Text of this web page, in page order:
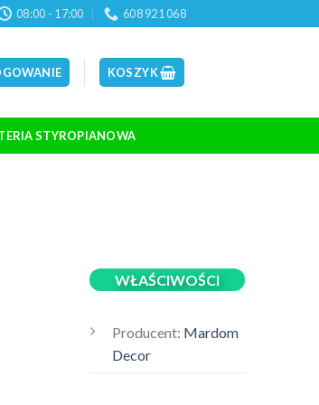
08:00 - 17:00 608 921 068
KOSZYK
STYROPIANOWA
WŁAŚCIWOŚCI
Producent: Mardom
Decor